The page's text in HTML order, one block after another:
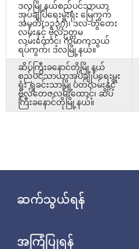
ဒလမြို့နယ်စည်ပင်သာယာ
အုပ်ချုပ်ရေးမှူးရုံး မြေကွက်
အမှတ်(၁၃၃၇)၊ ဒလ-တွံတေး
လမ်းနှင့် ဗိုလ်ဥတ္တမ
လမ်းထောင့်၊ ကမာကသွယ်
ရပ်ကွက်၊ ဒလမြို့နယ်။
ဆိပ်ကြီးခနောင်တိုမြို့နယ်
စည်ပင်သာယာအုပ်ချုပ်ရေးမှူး
ရုံး ရှုခင်းသာမြို့ပတ်လမ်းနှင့်
ဗိုလ်တေဇလမ်းထောင့်၊ ဆိပ်
ကြီးခနောင်တိုမြို့နယ်။
ဆက်သွယ်ရန်
အကြံပြုရန်